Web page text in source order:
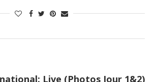
Live (Photos Jour 1&2)